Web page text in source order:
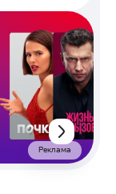
Реклама